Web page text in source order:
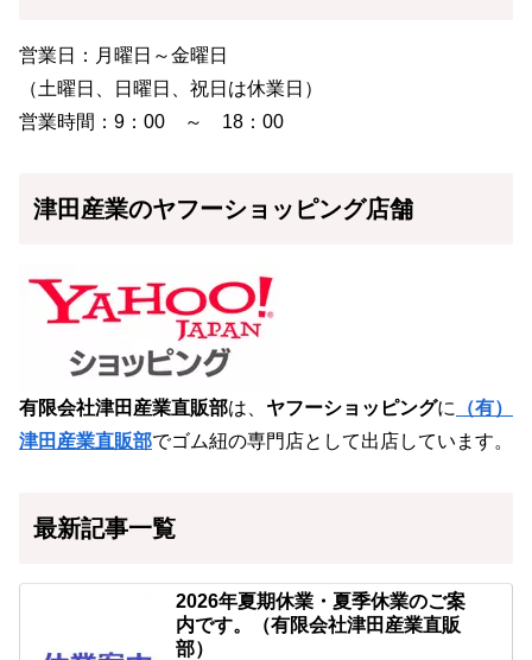
営業日：月曜日～金曜日
（土曜日、日曜日、祝日は休業日）
営業時間：9：00 ～ 18：00
津田産業のヤフーショッピング店舗
有限会社津田産業直販部は、 ヤフーショッピングに
（有）
津田産業直販部でゴム紐の専門店として出店しています。
最新記事一覧
2026年夏期休業・夏季休業のご案
内です。（有限会社津田産業直販
部）